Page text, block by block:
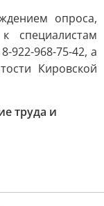
опроса,
специалистам
922-968-75-42, а
Кировской
труда и